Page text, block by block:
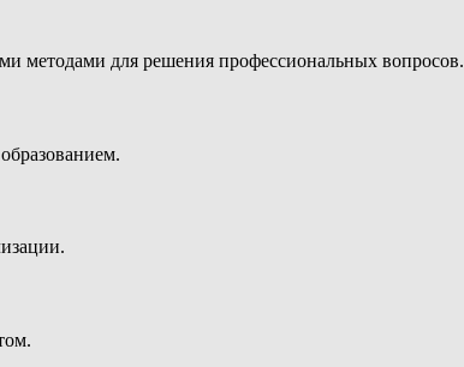
методами для решения профессиональных вопросов.